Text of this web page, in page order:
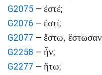
G2075 — ἐστέ;
G2076 — ἐστί;
G2077 — ἔστω, ἔστωσαν
G2258 — ἦν;
G2277 — ἤτω;